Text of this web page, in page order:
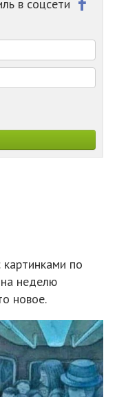
-
в соцсети
по
неделю
новое.